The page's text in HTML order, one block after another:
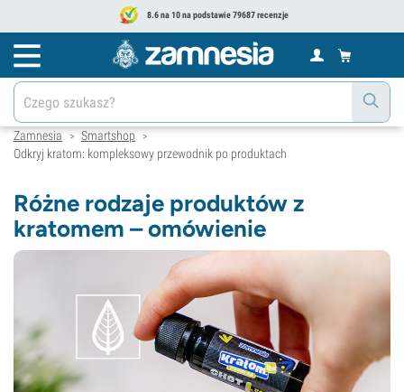
8.6 na 10 na podstawie 79687 recenzje
Zamnesia > Smartshop >
Odkryj kratom: kompleksowy przewodnik po produktach
Różne rodzaje produktów z
kratomem – omówienie